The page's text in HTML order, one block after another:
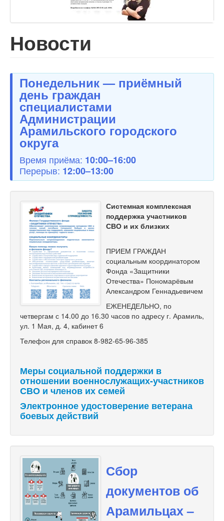
Новости
Понедельник — приёмный
день граждан
специалистами
Администрации
Арамильского городского
округа
Время приёма: 10:00–16:00
Перерыв: 12:00–13:00
Системная комплексная
поддержка участников
СВО и их близких
ПРИЕМ ГРАЖДАН
социальным координатором
Фонда «Защитники
Отечества» Пономарёвым
Александром Геннадьевичем
ЕЖЕНЕДЕЛЬНО, по
четвергам с 14.00 до 16.30 часов по адресу г. Арамиль,
ул. 1 Мая, д. 4, кабинет 6
Телефон для справок 8-982-65-96-385
Меры социальной поддержки в
отношении военнослужащих-участников
СВО и членов их семей
Электронное удостоверение ветерана
боевых действий
Сбор
документов об
Арамильцах –